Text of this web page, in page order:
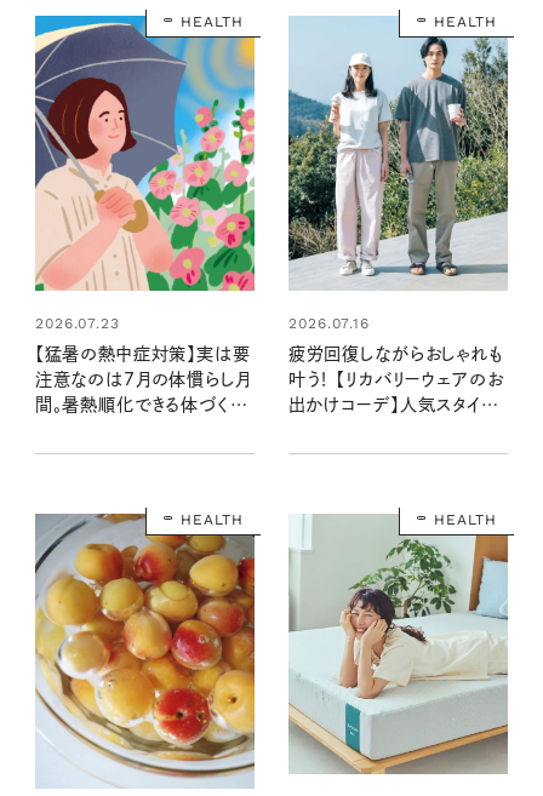
HEALTH
2026.07.23
【猛暑の熱中症対策】実は要
注意なのは7月の体慣らし月
間。暑熱順化できる体づくり
て、夏本番に備えよう
HEALTH
2026.07.16
疲労回復しながらおしゃれも
叶う！ 【リカバリーウェアのお
出かけコーデ】人気スタイリ
ー3スタイル
HEALTH HEALTH